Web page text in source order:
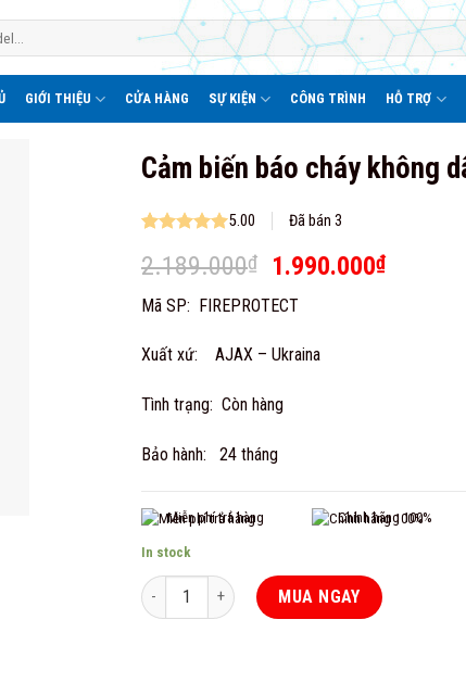
GIỚI THIỆU CỬA HÀNG SỰ KIỆN CÔNG TRÌNH HỖ TRỢ
Cảm biến báo cháy không
out of 5
based on
customer
ratings
5.00 Đã bán 3
2.189.000₫
Original
was:
2.189.000₫.
1.990.000₫Current
Mã SP: FIREPROTECT
Xuất xứ: AJAX – Ukraina
Tình trạng: Còn hàng
Bảo hành: 24 tháng
Miễn phí trả hàng Chính hãng 100%
In stock
Cảm biến báo cháy không dây Ajax quantity
MUA NGAY